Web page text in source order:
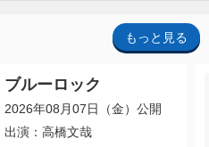
もっと見る
ブルーロック
2026年08月07日（金）公開
出演：高橋文哉